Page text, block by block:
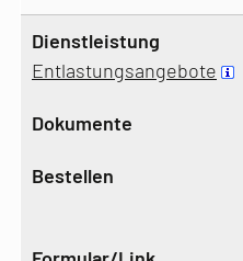
Entlastungsangebote